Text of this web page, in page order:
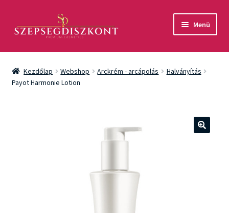
aa
Menü
Akció
Csomagok
Kezdőlap Webshop Arckrém - arcápolás
Halványítás
Payot Harmonie Lotion